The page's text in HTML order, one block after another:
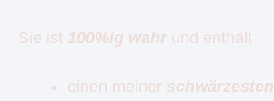
Sie ist 100%ig wahr und enthält
einen meiner schwärzesten